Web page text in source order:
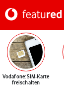
Vodafone: SIM-Karte
freischalten